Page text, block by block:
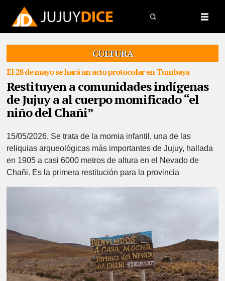
CULTURA
El 28 de mayo se hará un acto protocolar en Tumbaya
Restituyen a comunidades indígenas
de Jujuy a al cuerpo momificado “el
niño del Chañi”
15/05/2026. Se trata de la momia infantil, una de las
reliquias arqueológicas más importantes de Jujuy, hallada
en 1905 a casi 6000 metros de altura en el Nevado de
Chañi. Es la primera restitución para la provincia